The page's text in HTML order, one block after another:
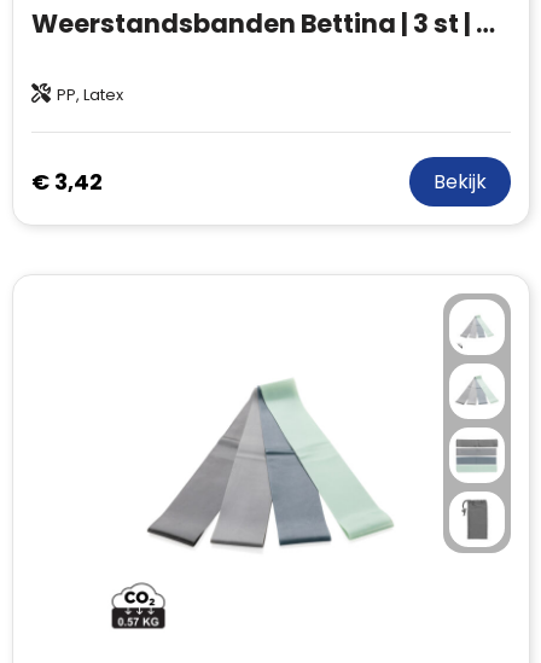
Weerstandsbanden Bettina | 3 st | Kunststof koker
PP, Latex
€ 3,42 Bekijk